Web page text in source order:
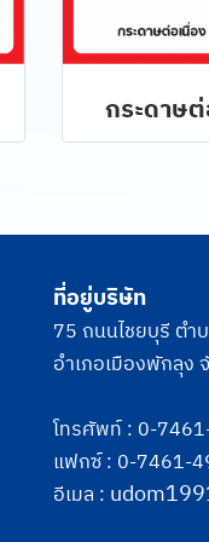
กระดาษ
ที่อยู่บริษัท
75 ถนนไชยบุรี ตำ
อำเภอเมืองพักลุง
โทรศัพท์ : 0-
แฟกซ์ : 0-7461-
อีเมล :